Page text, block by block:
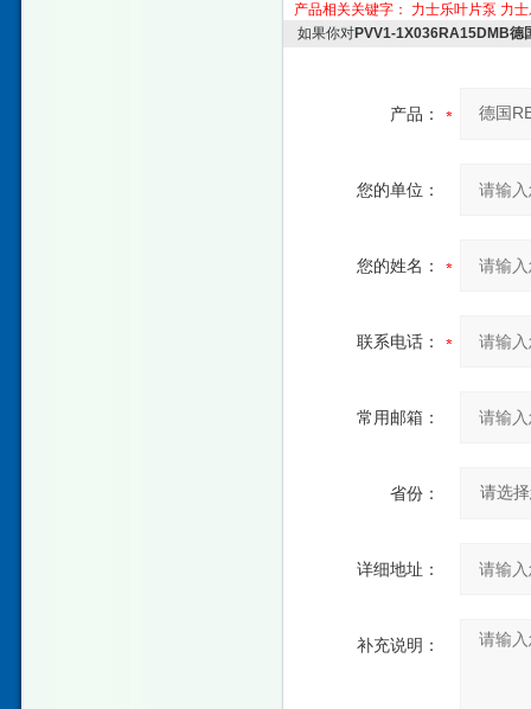
产品相关关键字： 力士乐叶片泵 力
如果你对PVV1-1X036RA15DMB德
产品：
您的单位：
您的姓名：
联系电话：
常用邮箱：
省份：
详细地址：
补充说明：